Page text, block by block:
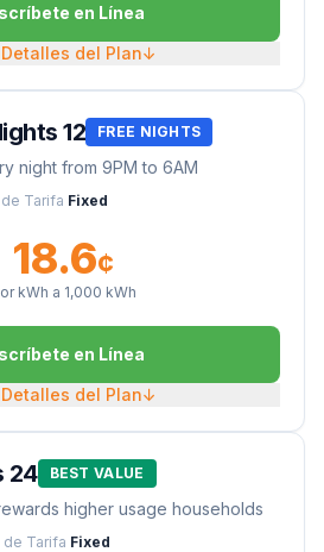
en Línea
del Plan↓
12 FREE NIGHTS
night from 9PM to 6AM
Tarifa Fixed
18.6¢
kWh a 1,000 kWh
en Línea
del Plan↓
24 BEST VALUE
higher usage households
Tarifa Fixed